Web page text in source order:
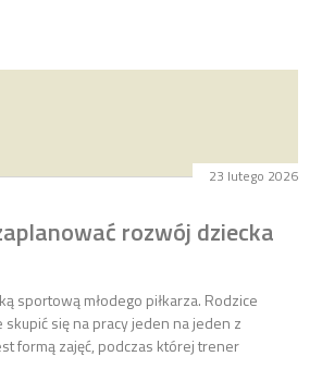
23 lutego 2026
rozwój dziecka
sportową młodego piłkarza. Rodzice
się na pracy jeden na jeden z
formą zajęć, podczas której trener
piłkarski czy treningi indywidualne? Jak